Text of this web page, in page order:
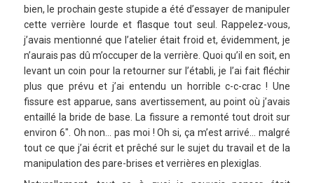
bien, le prochain geste stupide a été d’essayer de manipuler
cette verrière lourde et flasque tout seul. Rappelez-vous,
j’avais mentionné que l’atelier était froid et, évidemment, je
n’aurais pas dû m’occuper de la verrière. Quoi qu’il en soit, en
levant un coin pour la retourner sur l’établi, je l’ai fait fléchir
plus que prévu et j’ai entendu un horrible c-c-crac ! Une
fissure est apparue, sans avertissement, au point où j’avais
entaillé la bride de base. La fissure a remonté tout droit sur
environ 6″. Oh non… pas moi ! Oh si, ça m’est arrivé… malgré
tout ce que j’ai écrit et prêché sur le sujet du travail et de la
manipulation des pare-brises et verrières en plexiglas.